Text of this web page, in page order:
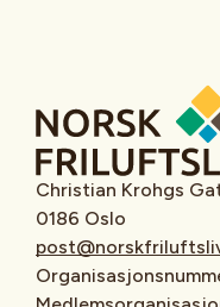
Christian Krohgs
0186 Oslo